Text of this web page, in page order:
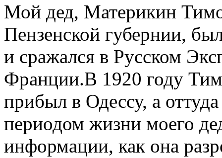
Мой дед, Материкин
Пензенской губернии,
и сражался в Русском
Франции.В 1920 году
прибыл в Одессу, а
периодом жизни моего
информации, как она